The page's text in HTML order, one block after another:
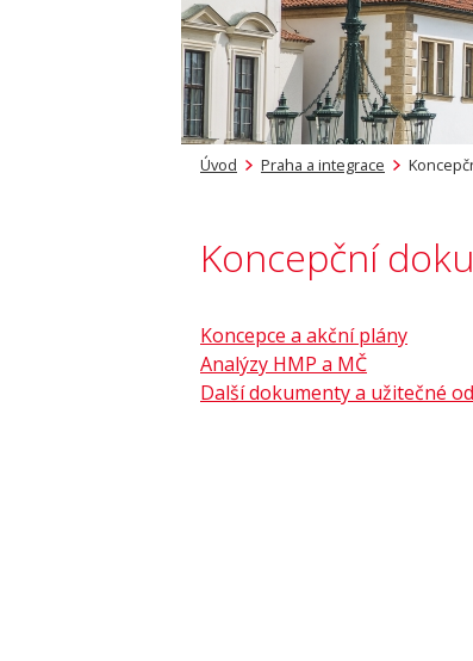
Úvod Praha a integrace
Koncepční
Koncepce a akční plány
Analýzy HMP a MČ
Další dokumenty a užitečné